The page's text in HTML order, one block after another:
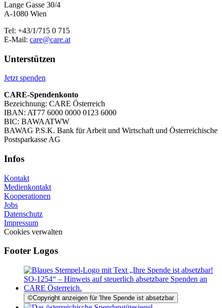
Lange Gasse 30/4
A-1080 Wien
Tel: +43/1/715 0 715
E-Mail: care@care.at
Unterstützen
Jetzt spenden
CARE-Spendenkonto
Bezeichnung: CARE Österreich
IBAN: AT77 6000 0000 0123 6000
BIC: BAWAATWW
BAWAG P.S.K. Bank für Arbeit und Wirtschaft und Österreichische
Postsparkasse AG
Infos
Kontakt
Medienkontakt
Kooperationen
Jobs
Datenschutz
Impressum
Cookies verwalten
Footer Logos
©Copyright anzeigen für 'Ihre Spende ist absetzbar